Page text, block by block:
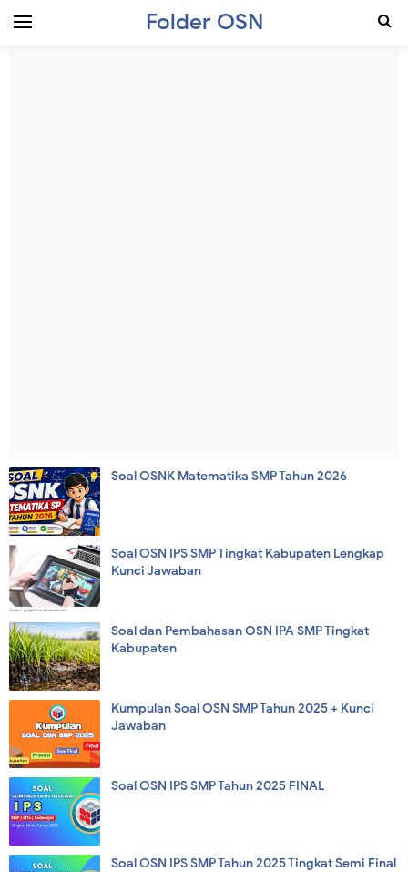
Folder OSN
Soal OSNK Matematika SMP Tahun 2026
Soal OSN IPS SMP Tingkat Kabupaten Lengkap
Kunci Jawaban
Soal dan Pembahasan OSN IPA SMP Tingkat
Kabupaten
Kumpulan Soal OSN SMP Tahun 2025 + Kunci
Jawaban
Soal OSN IPS SMP Tahun 2025 FINAL
Soal OSN IPS SMP Tahun 2025 Tingkat Semi Final